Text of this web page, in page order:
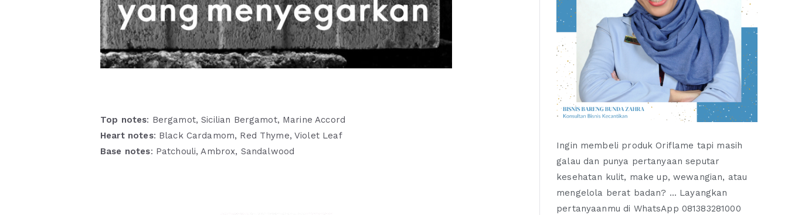
Top notes: Bergamot, Sicilian Bergamot, Marine Accord
Heart notes: Black Cardamom, Red Thyme, Violet Leaf
Base notes: Patchouli, Ambrox, Sandalwood
Ingin membeli produk Oriflame tapi masih
galau dan punya pertanyaan seputar
kesehatan kulit, make up, wewangian, atau
mengelola berat badan? ... Layangkan
pertanyaanmu di WhatsApp 081383281000